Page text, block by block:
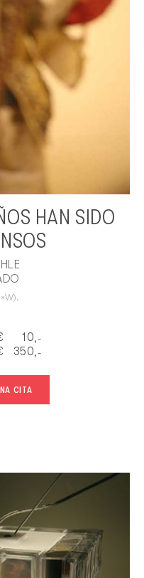
HAN SIDO
10,-
350,-
CITA